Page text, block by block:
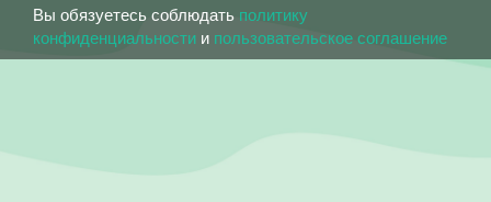
Вы обязуетесь соблюдать политику
конфиденциальности и пользовательское соглашение